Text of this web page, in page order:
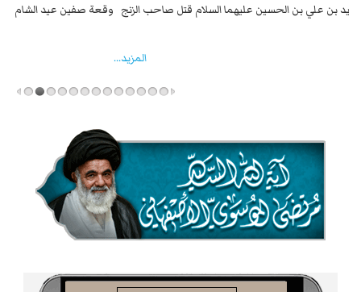
السبايا عند يزيد شهادة زيد بن علي بن الحسين عليهما السلام قتل صاحب الزنج